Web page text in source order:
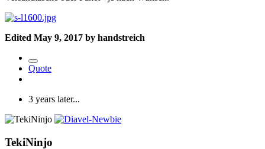
Edited May 9, 2017 by handstreich
Quote
3 years later...
TekiNinjo